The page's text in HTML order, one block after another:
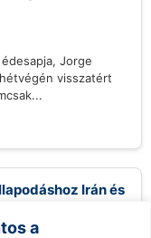
a
Jorge
visszatért
Irán és